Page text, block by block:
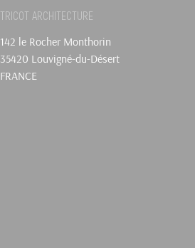
TRICOT ARCHITECTURE
142 le Rocher Monthorin
35420 Louvigné-du-Désert
FRANCE